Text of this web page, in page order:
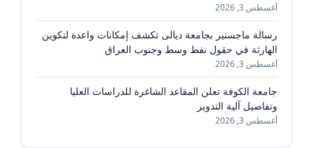
أغسطس 3, 2026
رسالة ماجستير بجامعة ديالى تكشف إمكانات واعدة لتكوين
الهارثة في حقول نفط وسط وجنوب العراق
أغسطس 3, 2026
جامعة الكوفة تعلن المقاعد الشاغرة للدراسات العليا
وتفاصيل آلية التدوير
أغسطس 3, 2026